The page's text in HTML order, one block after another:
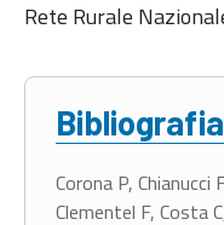
Rete Rurale
Bibliografia
Corona P, Chianucci
Clementel F, Costa